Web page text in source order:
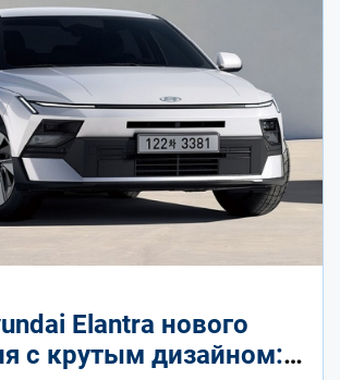
Elantra нового
с крутым дизайном: